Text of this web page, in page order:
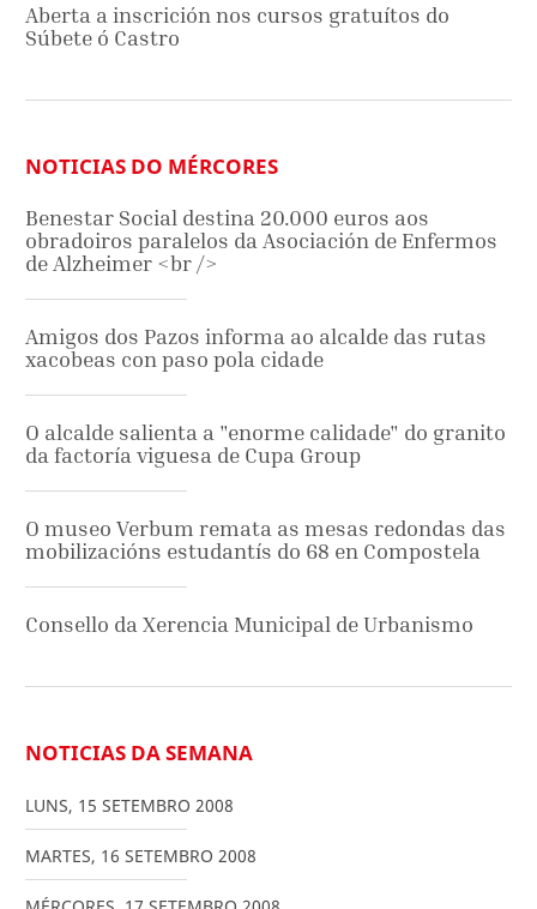
Aberta a inscrición nos cursos gratuítos do
Súbete ó Castro
NOTICIAS DO MÉRCORES
Benestar Social destina 20.000 euros aos
obradoiros paralelos da Asociación de Enfermos
de Alzheimer <br />
Amigos dos Pazos informa ao alcalde das rutas
xacobeas con paso pola cidade
O alcalde salienta a "enorme calidade" do granito
da factoría viguesa de Cupa Group
O museo Verbum remata as mesas redondas das
mobilizacións estudantís do 68 en Compostela
Consello da Xerencia Municipal de Urbanismo
NOTICIAS DA SEMANA
LUNS, 15 SETEMBRO 2008
MARTES, 16 SETEMBRO 2008